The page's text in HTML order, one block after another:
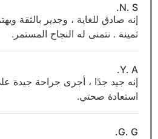
N. S.
إنه صادق للغاية ، وجدير بالثقة
ثمينة . نتمنى له النجاح المستمر.
Y. A.
إنه جيد جدًا ، أجرى جراحة جيدة
استعادة صحتي.
G. G.